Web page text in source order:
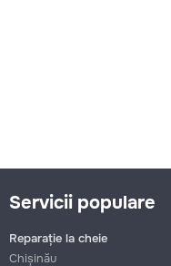
Servicii populare
Reparație la cheie
Chișinău